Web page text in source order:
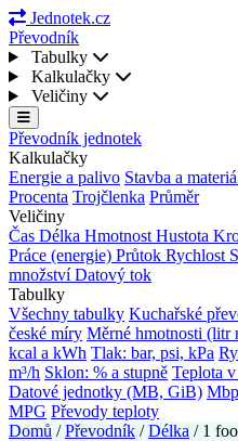
Jednotek.cz
Převodník
Tabulky
Kalkulačky
Veličiny
Převodník jednotek
Kalkulačky
Energie a palivo Stavba a
Procenta Trojčlenka Průměr
Veličiny
Čas Délka Hmotnost Hustota
Práce (energie) Průtok Rychlost
množstvíDatový tok
Tabulky
Všechny tabulky Kuchařské
české míry Měrné hmotnosti (litr
kcal a kWh Tlak: bar, psi, kPa
m³/h Sklon: % a stupně Teplota
Datové jednotky (MB, GiB)
MPG Převody teploty
Domů / Převodník / Délka / 1